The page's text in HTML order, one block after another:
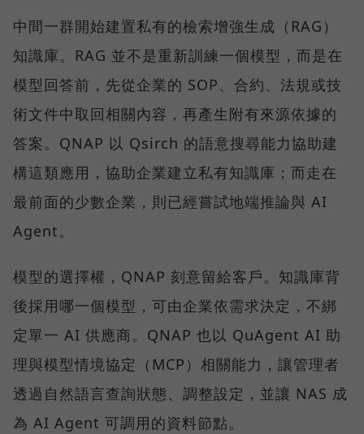
中間一群開始建置私有的檢索增強生成（RAG）
知識庫。RAG 並不是重新訓練一個模型，而是在
模型回答前，先從企業的 SOP、合約、法規或技
術文件中取回相關內容，再產生附有來源依據的
答案。QNAP 以 Qsirch 的語意搜尋能力協助建
構這類應用，協助企業建立私有知識庫；而走在
最前面的少數企業，則已經嘗試地端推論與 AI
Agent。
模型的選擇權，QNAP 刻意留給客戶。知識庫背
後採用哪一個模型，可由企業依需求決定，不綁
定單一 AI 供應商。QNAP 也以 QuAgent AI 助
理與模型情境協定（MCP）相關能力，讓管理者
透過自然語言查詢狀態、調整設定，並讓 NAS 成
為 AI Agent 可調用的資料節點。